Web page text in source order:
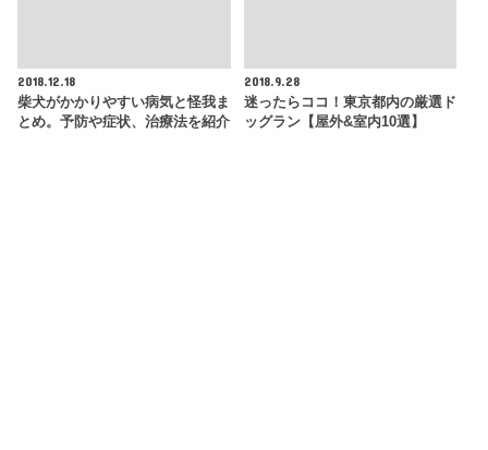
2018.12.18
柴犬がかかりやすい病気と怪我ま
とめ。予防や症状、治療法を紹介
2018.9.28
迷ったらココ！東京都内の厳選ド
ッグラン【屋外&室内10選】